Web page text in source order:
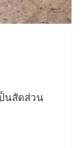
นสัดส่วน